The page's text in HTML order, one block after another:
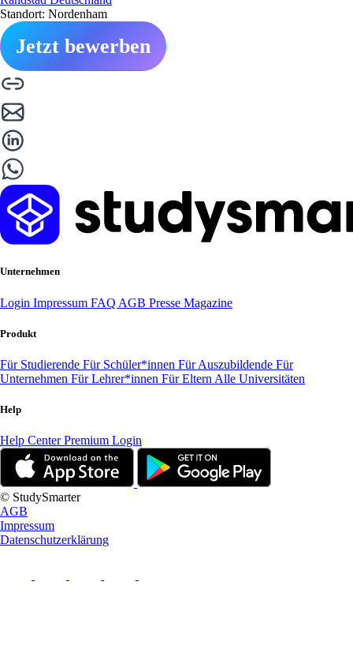
Standort: Nordenham
Jetzt bewerben
Unternehmen
Login Impressum FAQ AGB Presse Magazine
Produkt
Für Studierende Für Schüler*innen Für Auszubildende Für
Unternehmen Für Lehrer*innen Für Eltern Alle Universitäten
Help
Help CenterPremium Login
© StudySmarter
AGB
Impressum
Datenschutzerklärung